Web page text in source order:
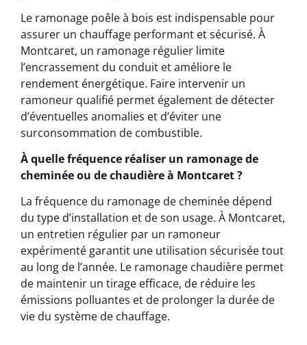
Le ramonage poêle à bois est indispensable pour
assurer un chauffage performant et sécurisé. À
Montcaret, un ramonage régulier limite
l’encrassement du conduit et améliore le
rendement énergétique. Faire intervenir un
ramoneur qualifié permet également de détecter
d’éventuelles anomalies et d’éviter une
surconsommation de combustible.
À quelle fréquence réaliser un ramonage de
cheminée ou de chaudière à Montcaret ?
La fréquence du ramonage de cheminée dépend
du type d’installation et de son usage. À Montcaret,
un entretien régulier par un ramoneur
expérimenté garantit une utilisation sécurisée tout
au long de l’année. Le ramonage chaudière permet
de maintenir un tirage efficace, de réduire les
émissions polluantes et de prolonger la durée de
vie du système de chauffage.